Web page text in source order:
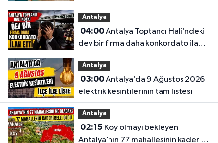
Antalya
04:00Antalya Toptancı Hali’ndeki
dev bir firma daha konkordato ilan
etti
Antalya
03:00Antalya’da 9 Ağustos 2026
elektrik kesintilerinin tam listesi
Antalya
02:15
Antalya’nın 77 mahallesinin kaderi